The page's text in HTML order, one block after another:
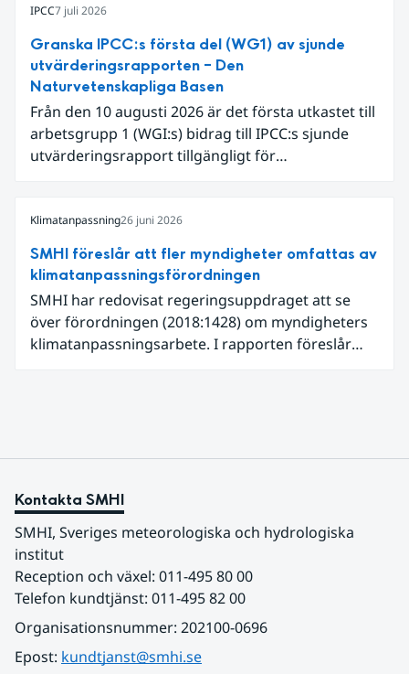
begränsar oss till Västeuropa var det den allra
varmaste juni. Detta betingades till stor del av en
extrem hetta i slutet av månaden. Världshavens
ytvattentemperaturer var den högsta som
uppmätts för en juni månad, vilket ligger i fas med
en framväxande El Niño i Stilla havet.
IPCC7 juli 2026
Granska IPCC:s första del (WG1) av sjunde
utvärderingsrapporten – Den
Naturvetenskapliga Basen
Från den 10 augusti 2026 är det första utkastet till
arbetsgrupp 1 (WGI:s) bidrag till IPCC:s sjunde
utvärderingsrapport tillgängligt för
Klimatanpassning26 juni 2026
SMHI föreslår att fler myndigheter omfattas av
klimatanpassningsförordningen
SMHI har redovisat regeringsuppdraget att se
över förordningen (2018:1428) om myndigheters
klimatanpassningsarbete. I rapporten föreslår
Kontakta SMHI
SMHI, Sveriges meteorologiska och hydrologiska
institut
Reception och växel: 011-495 80 00
Telefon kundtjänst: 011-495 82 00
Organisationsnummer: 202100-0696
Epost: kundtjanst@smhi.se